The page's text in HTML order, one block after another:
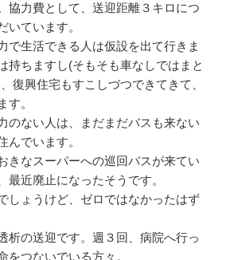
協力費として、送迎距離３キロにつ
いています。
で生活できる人は仮設を出て行きま
持ちますし(そもそも車なしではまと
復興住宅もすこしづつできてきて、
す。
のない人は、まだまだバスも来ない
んでいます。
きなスーパーへの巡回バスが来てい
最近廃止になったそうです。
しょうけど、ゼロではなかったはず
析の送迎です。週３回、病院へ行っ
をつないでいる方々。